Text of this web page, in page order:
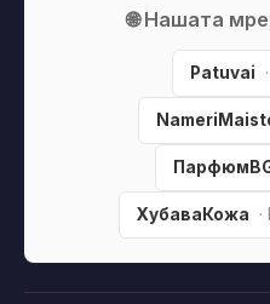
🌐 Нашата
Patuvai
ХубаваКожа